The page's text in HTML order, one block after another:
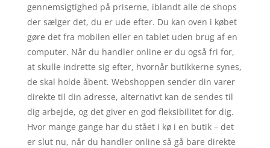
gennemsigtighed på priserne, iblandt alle de shops
der sælger det, du er ude efter. Du kan oven i købet
gøre det fra mobilen eller en tablet uden brug af en
computer. Når du handler online er du også fri for,
at skulle indrette sig efter, hvornår butikkerne synes,
de skal holde åbent. Webshoppen sender din varer
direkte til din adresse, alternativt kan de sendes til
dig arbejde, og det giver en god fleksibilitet for dig.
Hvor mange gange har du stået i kø i en butik – det
er slut nu, når du handler online så gå bare direkte